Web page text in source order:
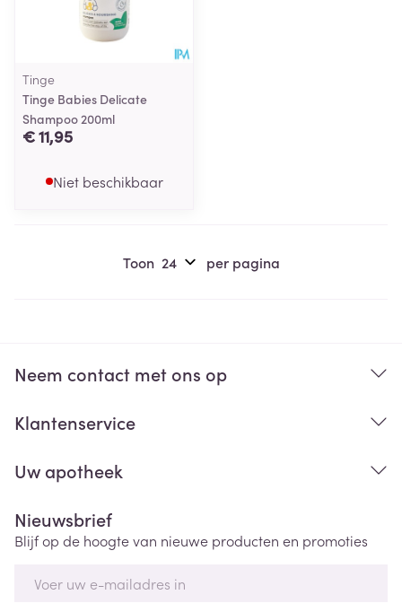
Tinge
Tinge Babies Delicate
Shampoo 200ml
€ 11,95
Niet beschikbaar
Toon per pagina
Neem contact met ons op
Klantenservice
Uw apotheek
Nieuwsbrief
Blijf op de hoogte van nieuwe producten en promoties